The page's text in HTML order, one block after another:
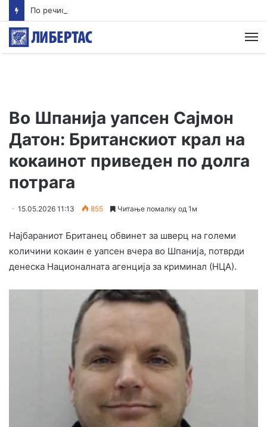
Во Шпанија уапсен Сајмон
Датон: Британскиот крал на
кокаинот приведен по долга
потрага
15.05.2026 11:13 855 Читање помалку од 1м
Најбараниот Британец обвинет за шверц на големи
количини кокаин е уапсен вчера во Шпанија, потврди
денеска Националната агенција за криминал (НЦА).